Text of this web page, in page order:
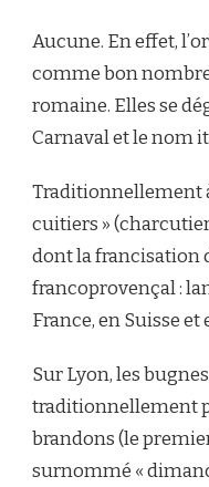
Aucune. En effet,
comme bon nombre
romaine. Elles se
Carnaval et le nom
Traditionnellement
cuitiers »
dont la francisation
francoprovençal :
France, en Suisse et
Sur Lyon, les
traditionnellement
brandons (le
surnommé «